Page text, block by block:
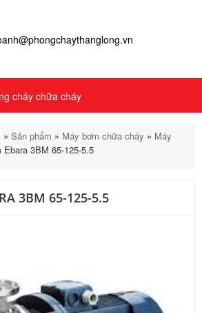
cháy chữa cháy
» Sản phẩm » Máy bơm chữa cháy » Máy
Ebara 3BM 65-125-5.5
3BM 65-125-5.5